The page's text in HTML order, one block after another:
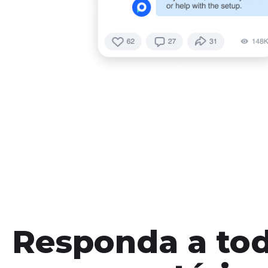
Responda a